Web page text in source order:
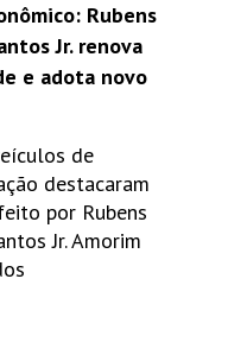
Rubens
Jr. renova
e adota novo
de
destacaram
por Rubens
Jr. Amorim